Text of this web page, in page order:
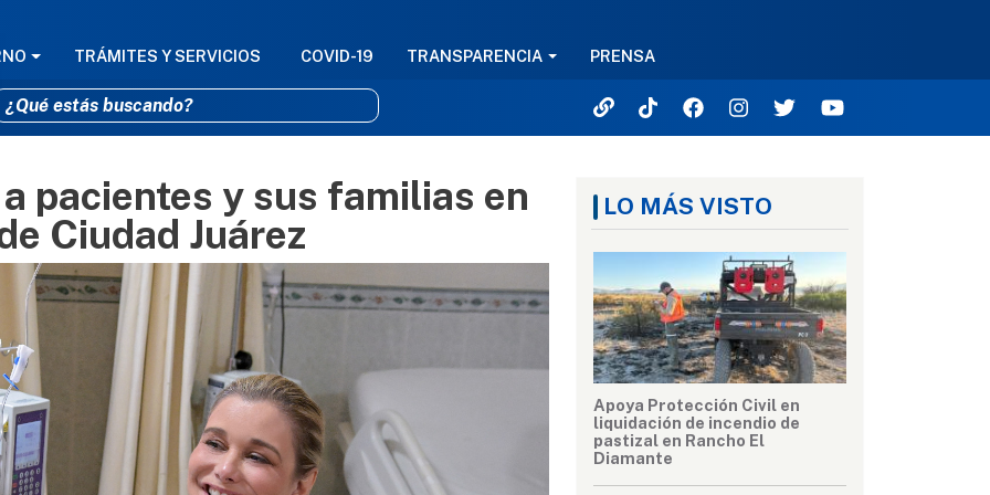
Pasar al contenido principal
PRINCIPAL
TRÁMITES Y SERVICIOS COVID-19 TRANSPARENCIA PRENSA
pacientes y sus familias en
Ciudad Juárez
LO MÁS VISTO
Apoya Protección Civil en
liquidación de incendio de
pastizal en Rancho El
Diamante